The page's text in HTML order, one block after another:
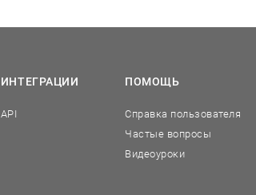
ИНТЕГРАЦИИ
API
ПОМОЩЬ
Справка пользователя
Частые вопросы
Видеоуроки